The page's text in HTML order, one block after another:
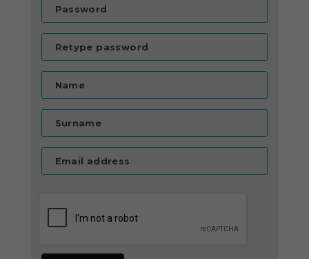
Password
Retype password
Name
Surname
Email address